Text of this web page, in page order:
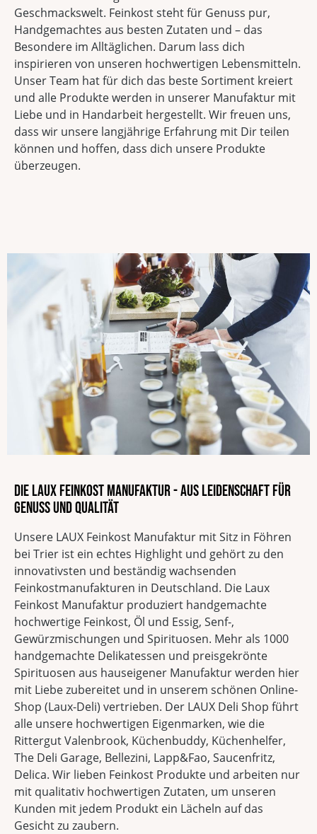
Geschmackswelt. Feinkost steht für Genuss pur,
Handgemachtes aus besten Zutaten und – das
Besondere im Alltäglichen. Darum lass dich
inspirieren von unseren hochwertigen Lebensmitteln.
Unser Team hat für dich das beste Sortiment kreiert
und alle Produkte werden in unserer Manufaktur mit
Liebe und in Handarbeit hergestellt. Wir freuen uns,
dass wir unsere langjährige Erfahrung mit Dir teilen
können und hoffen, dass dich unsere Produkte
überzeugen.
Die LAUX Feinkost Manufaktur - Aus Leidenschaft für
Genuss und Qualität
Unsere LAUX Feinkost Manufaktur mit Sitz in Föhren
bei Trier ist ein echtes Highlight und gehört zu den
innovativsten und beständig wachsenden
Feinkostmanufakturen in Deutschland. Die Laux
Feinkost Manufaktur produziert handgemachte
hochwertige Feinkost, Öl und Essig, Senf-,
Gewürzmischungen und Spirituosen. Mehr als 1000
handgemachte Delikatessen und preisgekrönte
Spirituosen aus hauseigener Manufaktur werden hier
mit Liebe zubereitet und in unserem schönen Online-
Shop (Laux-Deli) vertrieben. Der LAUX Deli Shop führt
alle unsere hochwertigen Eigenmarken, wie die
Rittergut Valenbrook, Küchenbuddy, Küchenhelfer,
The Deli Garage, Bellezini, Lapp&Fao, Saucenfritz,
Delica. Wir lieben Feinkost Produkte und arbeiten nur
mit qualitativ hochwertigen Zutaten, um unseren
Kunden mit jedem Produkt ein Lächeln auf das
Gesicht zu zaubern.